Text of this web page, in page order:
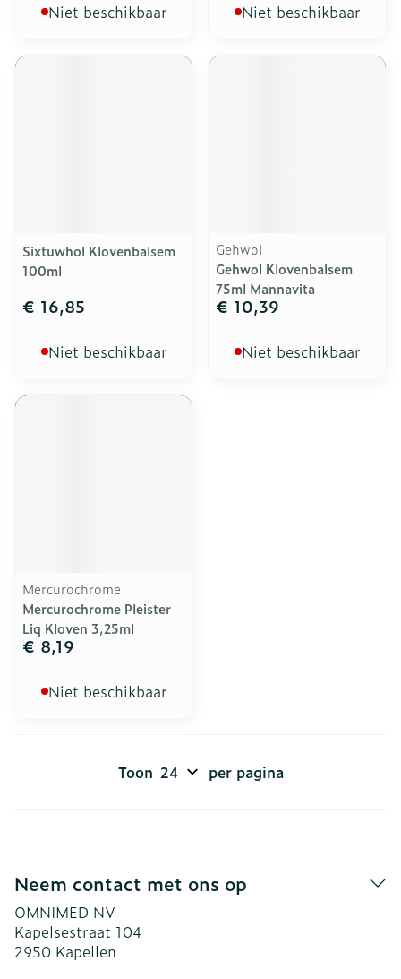
Niet beschikbaar Niet beschikbaar
Sixtuwhol Klovenbalsem
100ml
€ 16,85
Niet beschikbaar
Gehwol
Gehwol Klovenbalsem
75ml Mannavita
€ 10,39
Niet beschikbaar
Mercurochrome
Mercurochrome Pleister
Liq Kloven 3,25ml
€ 8,19
Niet beschikbaar
Toon per pagina
Neem contact met ons op
OMNIMED NV
Kapelsestraat 104
2950 Kapellen